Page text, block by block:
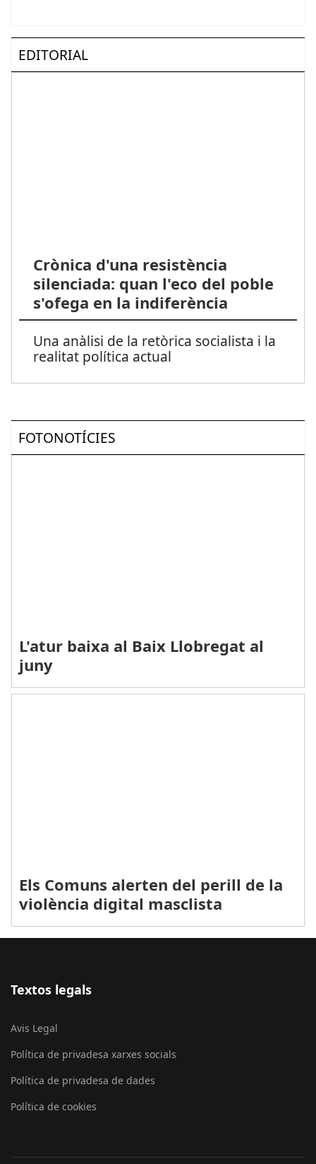
EDITORIAL
Crònica d'una resistència
silenciada: quan l'eco del poble
s'ofega en la indiferència
Una anàlisi de la retòrica socialista i la
realitat política actual
FOTONOTÍCIES
L'atur baixa al Baix Llobregat al
juny
Els Comuns alerten del perill de la
violència digital masclista
Textos legals
Avis Legal
Política de privadesa xarxes socials
Política de privadesa de dades
Política de cookies